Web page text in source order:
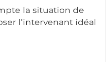
la situation de
l'intervenant idéal